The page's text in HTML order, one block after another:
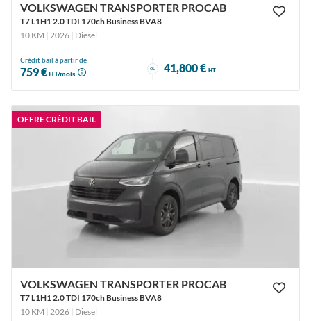
VOLKSWAGEN TRANSPORTER PROCAB
T7 L1H1 2.0 TDI 170ch Business BVA8
10 KM | 2026 | Diesel
Crédit bail à partir de
759 €HT/mois
ou 41,800 € HT
OFFRE CRÉDIT BAIL
VOLKSWAGEN TRANSPORTER PROCAB
T7 L1H1 2.0 TDI 170ch Business BVA8
10 KM | 2026 | Diesel